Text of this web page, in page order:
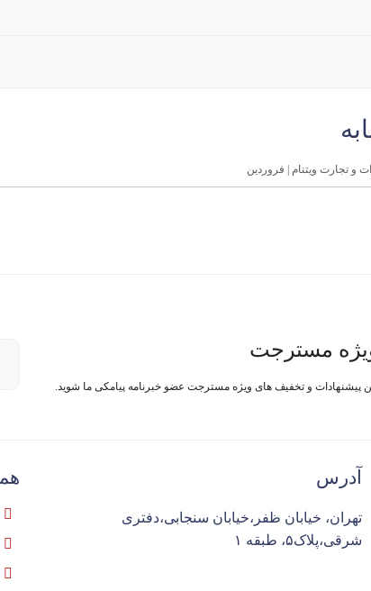
و تجارت ویتنام | فروردین
مسترجت
پیشنهادات و تخفیف های ویژه مسترجت عضو خبرنامه پیامکی ما شوید.
آدرس
تهران، خیابان ظفر،خیابان سنجابی،دفتری
شرقی،پلاک۵، طبقه ۱